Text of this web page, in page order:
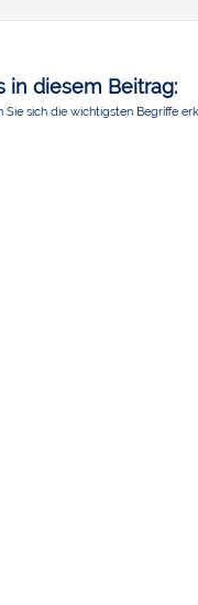
in diesem Beitrag:
Sie sich die wichtigsten Begriffe